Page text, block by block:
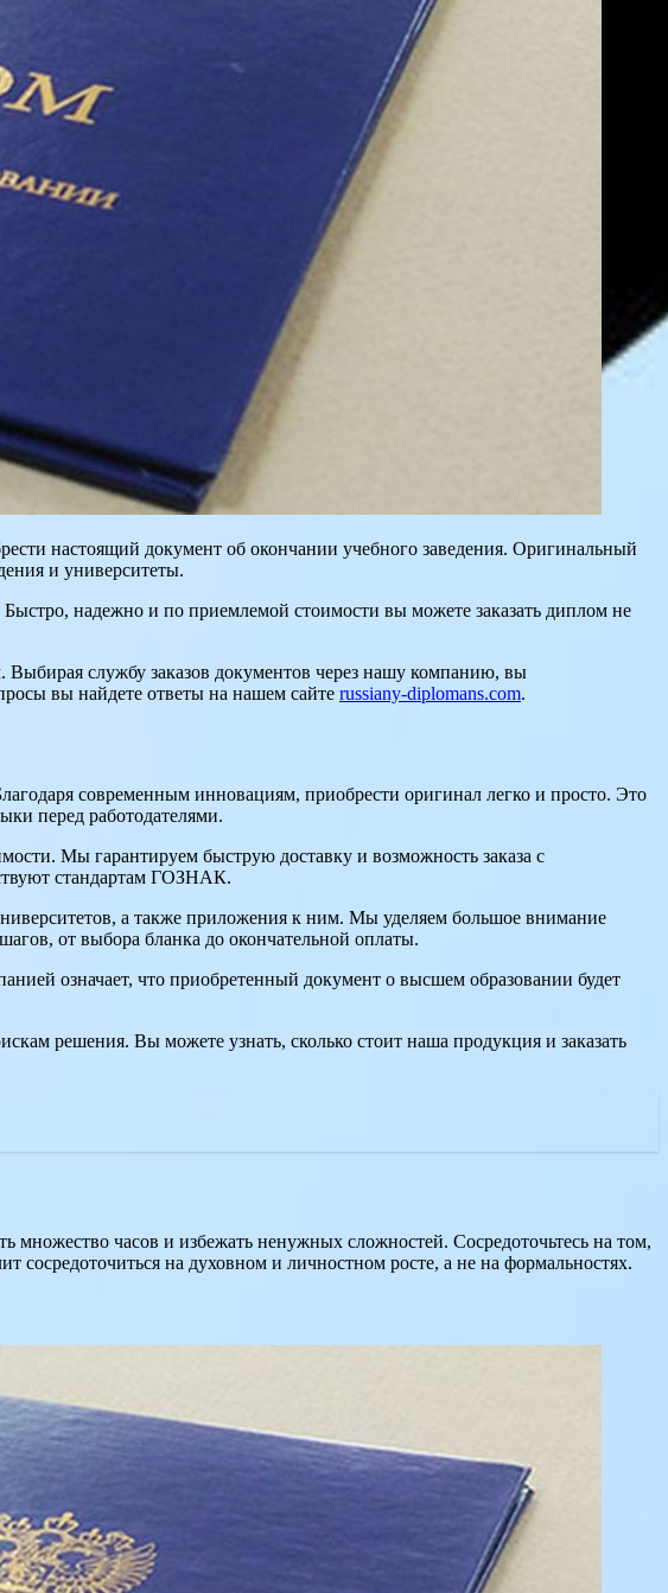
настоящий документ об окончании учебного заведения. Оригинальный
и университеты.
Быстро, надежно и по приемлемой стоимости вы можете заказать диплом не
Выбирая службу заказов документов через нашу компанию, вы
вы найдете ответы на нашем сайте russiany-diplomans.com.
современным инновациям, приобрести оригинал легко и просто. Это
перед работодателями.
Мы гарантируем быструю доставку и возможность заказа с
стандартам ГОЗНАК.
а также приложения к ним. Мы уделяем большое внимание
от выбора бланка до окончательной оплаты.
означает, что приобретенный документ о высшем образовании будет
решения. Вы можете узнать, сколько стоит наша продукция и заказать
множество часов и избежать ненужных сложностей. Сосредоточьтесь на том,
сосредоточиться на духовном и личностном росте, а не на формальностях.